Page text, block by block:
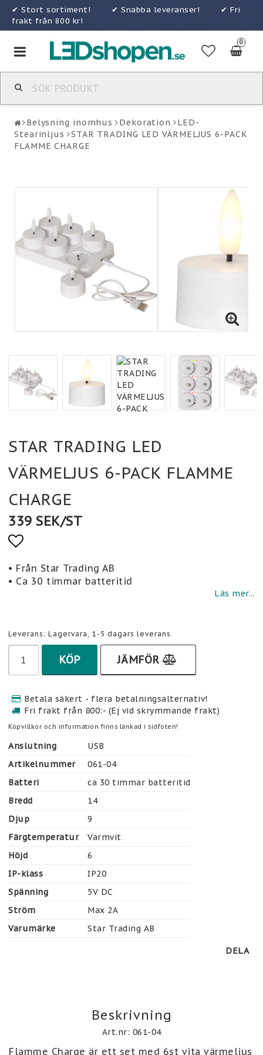
✔ Stort sortiment! ✔ Snabba leveranser! ✔ Fri
frakt från 800 kr!
0
Toggle
navigation
Belysning inomhus Dekoration
LED-
Stearinljus
STAR TRADING LED VÄRMELJUS 6-PACK
FLAMME CHARGE
STAR TRADING LED
VÄRMELJUS 6-PACK FLAMME
CHARGE
339 SEK/ST
Lägg till i favoritlistan
• Från Star Trading AB
• Ca 30 timmar batteritid
Läs mer...
Leverans: Lagervara, 1-5 dagars leverans
KÖP JÄMFÖR
Betala säkert - flera betalningsalternativ!
Fri frakt från 800:- (Ej vid skrymmande frakt)
Köpvillkor och information finns länkad i sidfoten!
Anslutning
USB
Artikelnummer
061-04
Batteri
ca 30 timmar batteritid
Bredd
14
Djup
9
Färgtemperatur
Varmvit
Höjd
6
IP-klass
IP20
Spänning
5V DC
Ström
Max 2A
Varumärke
Star Trading AB
DELA
Beskrivning
Art.nr: 061-04
Flamme Charge är ett set med 6st vita värmeljus